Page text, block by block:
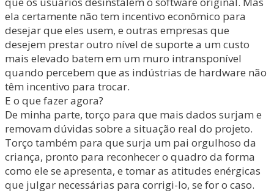
ela certamente não tem incentivo econômico para
desejar que eles usem, e outras empresas que
desejem prestar outro nível de suporte a um custo
mais elevado batem em um muro intransponível
quando percebem que as indústrias de hardware não
têm incentivo para trocar.
E o que fazer agora?
De minha parte, torço para que mais dados surjam e
removam dúvidas sobre a situação real do projeto.
Torço também para que surja um pai orgulhoso da
criança, pronto para reconhecer o quadro da forma
como ele se apresenta, e tomar as atitudes enérgicas
que julgar necessárias para corrigi-lo, se for o caso.